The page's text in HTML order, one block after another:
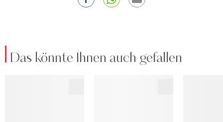
Das könnte Ihnen auch gefallen